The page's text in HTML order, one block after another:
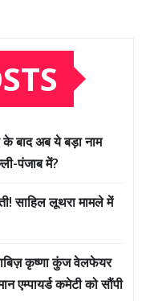
के बाद अब ये बड़ा नाम
पंजाब में?
साहिल लूथरा मामले में
कृष्णा कुंज वेलफेयर
एम्पायर्ड कमेटी को सौंपी